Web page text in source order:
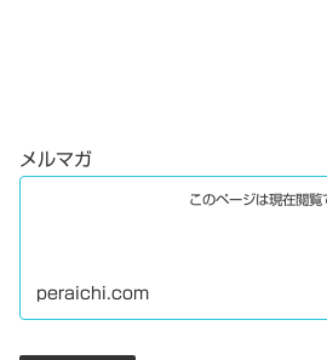
メルマガ
このページは現在閲覧
peraichi.com